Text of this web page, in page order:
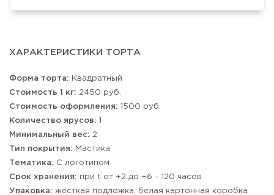
ХАРАКТЕРИСТИКИ ТОРТА
Форма торта: Квадратный
Стоимость 1 кг: 2450 руб.
Стоимость оформления: 1500 руб.
Количество ярусов: 1
Минимальный вес: 2
Тип покрытия: Мастика
Тематика: С логотипом
Срок хранения: при t от +2 до +6 – 120 часов
Упаковка: жесткая подложка, белая картонная коробка